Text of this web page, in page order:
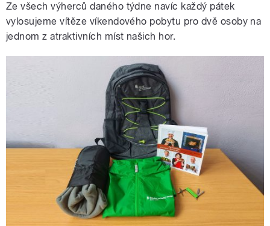
Ze všech výherců daného týdne navíc každý pátek
vylosujeme vítěze víkendového pobytu pro dvě osoby na
jednom z atraktivních míst našich hor.